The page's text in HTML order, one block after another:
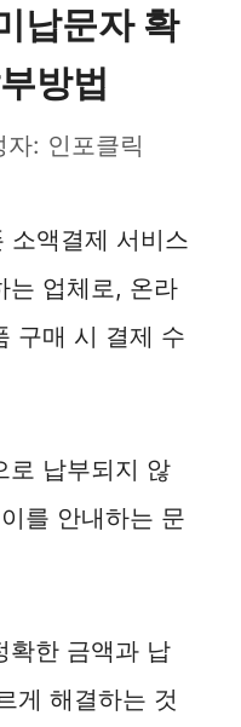
납문자 확
방법
자: 인포클릭
소액결제 서비스
는 업체로, 온라
구매 시 결제 수
로 납부되지 않
를 안내하는 문
확한 금액과 납
게 해결하는 것